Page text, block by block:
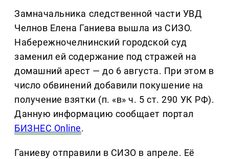
Замначальника следственной части УВД
Челнов Елена Ганиева вышла из СИЗО.
Набережночелнинский городской суд
заменил ей содержание под стражей на
домашний арест — до 6 августа. При этом в
число обвинений добавили покушение на
получение взятки (п. «в» ч. 5 ст. 290 УК РФ).
Данную информацию сообщает портал
БИЗНЕС Online.
Ганиеву отправили в СИЗО в апреле. Её